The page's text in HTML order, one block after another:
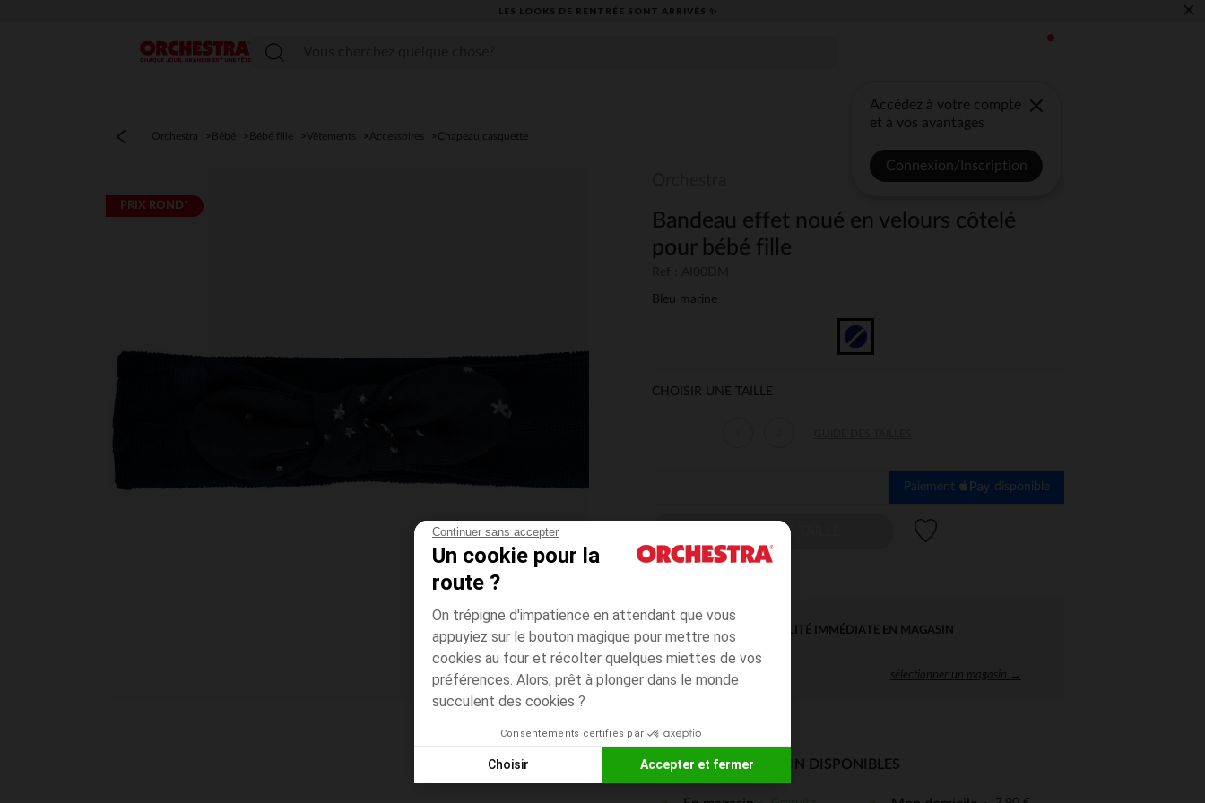
Continuer sans accepter
Un cookie pour la
route ?
On trépigne d'impatience en attendant que vous
appuyiez sur le bouton magique pour mettre nos
cookies au four et récolter quelques miettes de vos
préférences. Alors, prêt à plonger dans le monde
succulent des cookies ?
Consentements certifiés par
Choisir Accepter et fermer
LES LOOKS DE RENTRÉE SONT ARRIVÉS ✨ ×
Menu
Accédez à votre compte
et à vos avantages
Connexion/Inscription
Orchestra Bébé Bébé fille Vêtements Accessoires Chapeau,casquette
PRIX ROND*
Bandeau effet noué en velours côtelé
pour bébé fille
Bleu marine
CHOISIR UNE TAILLE
Paiement disponible
CHOISIR UNE TAILLE
DISPONIBILITÉ IMMÉDIATE EN MAGASIN
sélectionner un magasin →
MODES DE LIVRAISON DISPONIBLES